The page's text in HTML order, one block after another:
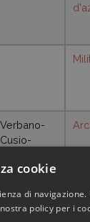
Verbano-
Cusio-
Bergamo
cookie
di
policy per i